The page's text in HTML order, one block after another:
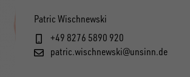
Patric Wischnewski
+49 8276 5890 920
patric.wischnewski@unsinn.de